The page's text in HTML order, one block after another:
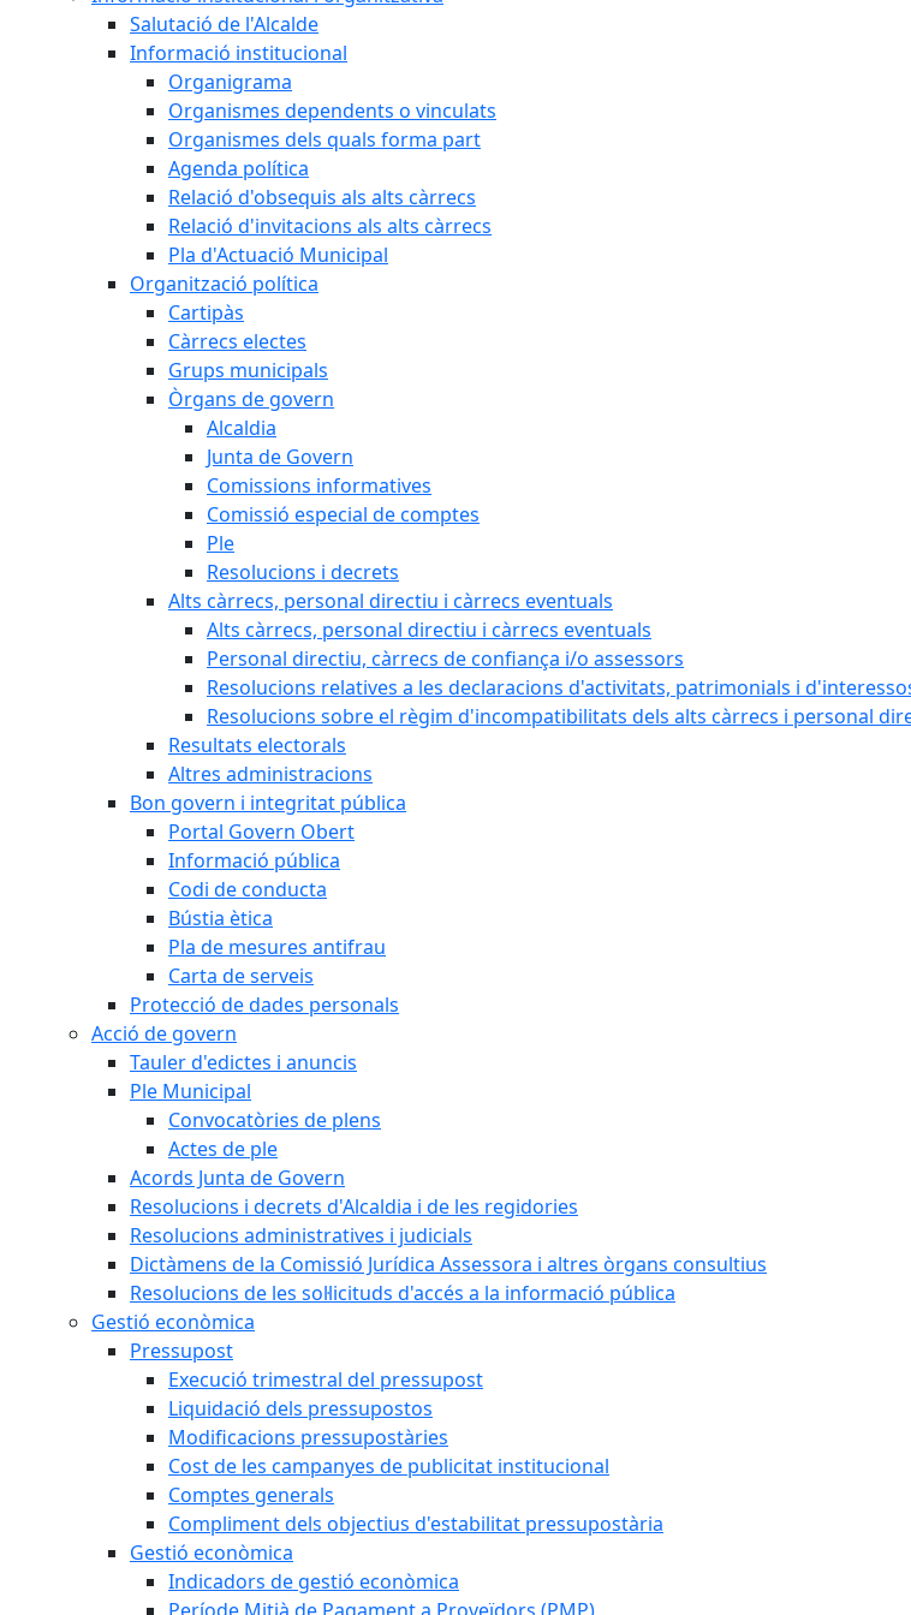
Salutació de l'Alcalde
Informació institucional
Organigrama
Organismes dependents o vinculats
Organismes dels quals forma part
Agenda política
Relació d'obsequis als alts càrrecs
Relació d'invitacions als alts càrrecs
Pla d'Actuació Municipal
Organització política
Cartipàs
Càrrecs electes
Grups municipals
Òrgans de govern
Alcaldia
Junta de Govern
Comissions informatives
Comissió especial de comptes
Ple
Resolucions i decrets
Alts càrrecs, personal directiu i càrrecs eventuals
Alts càrrecs, personal directiu i càrrecs eventuals
Personal directiu, càrrecs de confiança i/o assessors
Resolucions relatives a les declaracions d'activitats, patrimonials i
Resolucions sobre el règim d'incompatibilitats dels alts càrrecs i personal
Resultats electorals
Altres administracions
Bon govern i integritat pública
Portal Govern Obert
Informació pública
Codi de conducta
Bústia ètica
Pla de mesures antifrau
Carta de serveis
Protecció de dades personals
Acció de govern
Tauler d'edictes i anuncis
Ple Municipal
Convocatòries de plens
Actes de ple
Acords Junta de Govern
Resolucions i decrets d'Alcaldia i de les regidories
Resolucions administratives i judicials
Dictàmens de la Comissió Jurídica Assessora i altres òrgans consultius
Resolucions de les sol·licituds d'accés a la informació pública
Gestió econòmica
Pressupost
Execució trimestral del pressupost
Liquidació dels pressupostos
Modificacions pressupostàries
Cost de les campanyes de publicitat institucional
Comptes generals
Compliment dels objectius d'estabilitat pressupostària
Gestió econòmica
Indicadors de gestió econòmica